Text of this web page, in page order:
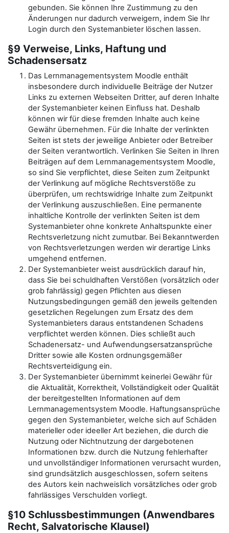
gebunden. Sie können Ihre Zustimmung zu den
Änderungen nur dadurch verweigern, indem Sie Ihr
Login durch den Systemanbieter löschen lassen.
§9 Verweise, Links, Haftung und
Schadensersatz
Das Lernmanagementsystem Moodle enthält
insbesondere durch individuelle Beiträge der Nutzer
Links zu externen Webseiten Dritter, auf deren Inhalte
der Systemanbieter keinen Einfluss hat. Deshalb
können wir für diese fremden Inhalte auch keine
Gewähr übernehmen. Für die Inhalte der verlinkten
Seiten ist stets der jeweilige Anbieter oder Betreiber
der Seiten verantwortlich. Verlinken Sie Seiten in Ihren
Beiträgen auf dem Lernmanagementsystem Moodle,
so sind Sie verpflichtet, diese Seiten zum Zeitpunkt
der Verlinkung auf mögliche Rechtsverstöße zu
überprüfen, um rechtswidrige Inhalte zum Zeitpunkt
der Verlinkung auszuschließen. Eine permanente
inhaltliche Kontrolle der verlinkten Seiten ist dem
Systemanbieter ohne konkrete Anhaltspunkte einer
Rechtsverletzung nicht zumutbar. Bei Bekanntwerden
von Rechtsverletzungen werden wir derartige Links
umgehend entfernen.
Der Systemanbieter weist ausdrücklich darauf hin,
dass Sie bei schuldhaften Verstößen (vorsätzlich oder
grob fahrlässig) gegen Pflichten aus diesen
Nutzungsbedingungen gemäß den jeweils geltenden
gesetzlichen Regelungen zum Ersatz des dem
Systemanbieters daraus entstandenen Schadens
verpflichtet werden können. Dies schließt auch
Schadenersatz- und Aufwendungsersatzansprüche
Dritter sowie alle Kosten ordnungsgemäßer
Rechtsverteidigung ein.
Der Systemanbieter übernimmt keinerlei Gewähr für
die Aktualität, Korrektheit, Vollständigkeit oder Qualität
der bereitgestellten Informationen auf dem
Lernmanagementsystem Moodle. Haftungsansprüche
gegen den Systemanbieter, welche sich auf Schäden
materieller oder ideeller Art beziehen, die durch die
Nutzung oder Nichtnutzung der dargebotenen
Informationen bzw. durch die Nutzung fehlerhafter
und unvollständiger Informationen verursacht wurden,
sind grundsätzlich ausgeschlossen, sofern seitens
des Autors kein nachweislich vorsätzliches oder grob
fahrlässiges Verschulden vorliegt.
§10 Schlussbestimmungen (Anwendbares
Recht, Salvatorische Klausel)